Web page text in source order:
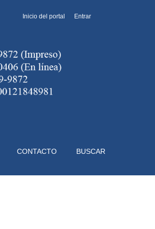
CONTACTO BUSCAR
Inicio del portal Entrar